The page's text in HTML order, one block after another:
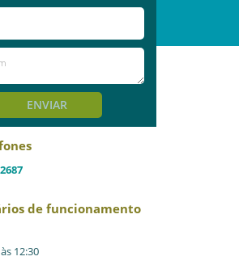
ENVIAR
de funcionamento
12:30